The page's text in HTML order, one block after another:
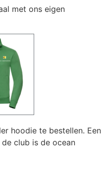
met ons eigen
hoodie te bestellen. Een
club is de ocean